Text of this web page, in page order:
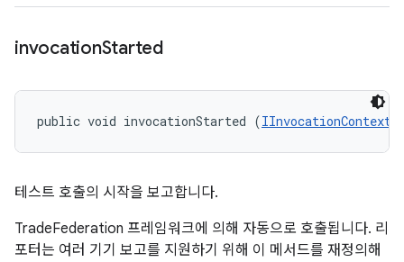
invocationStarted
public void invocationStarted (IInvocationContext
테스트 호출의 시작을 보고합니다.
TradeFederation 프레임워크에 의해 자동으로 호출됩니다. 리
포터는 여러 기기 보고를 지원하기 위해 이 메서드를 재정의해